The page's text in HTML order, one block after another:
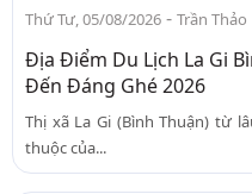
Thứ Tư, 05/08/2026 - Trần Thảo
Địa Điểm Du Lịch La Gi
Đến Đáng Ghé 2026
Thị xã La Gi (Bình Thuận) từ
thuộc của...